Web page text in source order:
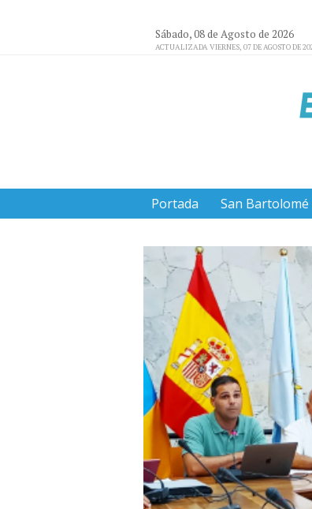
Sábado, 08 de Agosto de 2026
ACTUALIZADA VIERNES, 07 DE AGOSTO DE
Portada San